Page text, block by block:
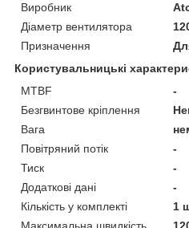
Виробник
Діаметр вентилятора
Призначення
Користувальницькі
MTBF
-
Безгвинтове кріплення
Вага
Повітряний потік
-
Тиск
-
Додаткові дані
-
Кількість у комплекті
1